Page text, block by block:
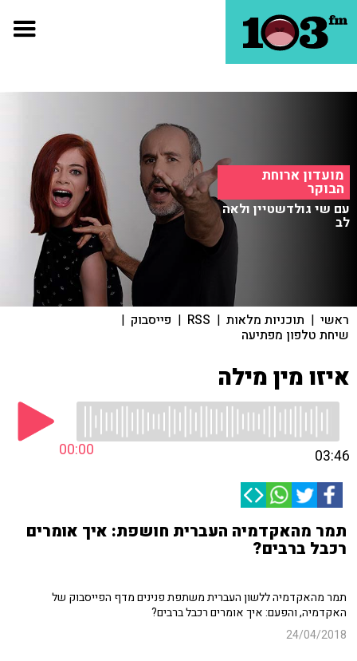
מועדון ארוחת
הבוקר
עם שי גולדשטיין ולאה
לב
ראשי | תוכניות מלאות |
RSS
| פייסבוק |
שיחת טלפון מפתיעה
איזו מין מילה
00:00 03:46
תמר מהאקדמיה העברית חושפת: איך אומרים
רכבל ברבים?
תמר מהאקדמיה ללשון העברית משתפת פנינים מדף הפייסבוק של
האקדמיה, והפעם: איך אומרים רכבל ברבים?
24/04/2018